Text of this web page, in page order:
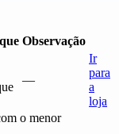
Observação
—
Ir
para
a
loja
o menor